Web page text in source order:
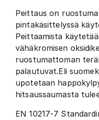
Peittaus on
pintakäsittelyssä
Peittaamista
vähäkromisen
ruostumattoman
palautuvat.Eli
upotetaan
hitsaussaumasta
EN 10217-7